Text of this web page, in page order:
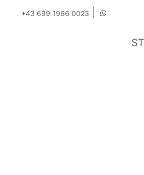
+43 699 1966 0023